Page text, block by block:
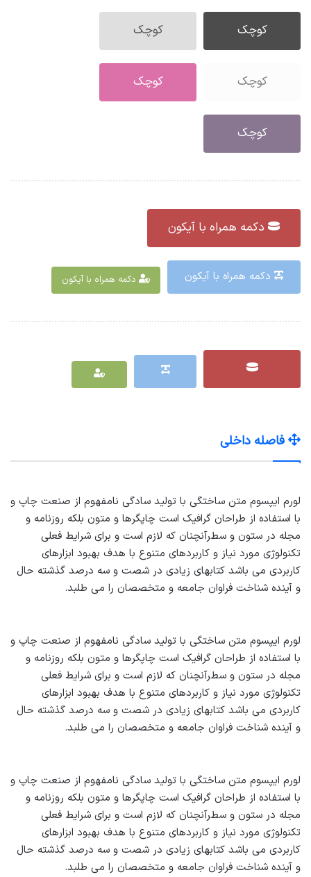
کوچک کوچک
کوچک کوچک
کوچک
دکمه همراه با آیکون
دکمه همراه با آیکون دکمه همراه با آیکون
فاصله داخلی
لورم ایپسوم متن ساختگی با تولید سادگی نامفهوم از صنعت چاپ و
با استفاده از طراحان گرافیک است چاپگرها و متون بلکه روزنامه و
مجله در ستون و سطرآنچنان که لازم است و برای شرایط فعلی
تکنولوژی مورد نیاز و کاربردهای متنوع با هدف بهبود ابزارهای
کاربردی می باشد کتابهای زیادی در شصت و سه درصد گذشته حال
و آینده شناخت فراوان جامعه و متخصصان را می طلبد.
لورم ایپسوم متن ساختگی با تولید سادگی نامفهوم از صنعت چاپ و
با استفاده از طراحان گرافیک است چاپگرها و متون بلکه روزنامه و
مجله در ستون و سطرآنچنان که لازم است و برای شرایط فعلی
تکنولوژی مورد نیاز و کاربردهای متنوع با هدف بهبود ابزارهای
کاربردی می باشد کتابهای زیادی در شصت و سه درصد گذشته حال
و آینده شناخت فراوان جامعه و متخصصان را می طلبد.
لورم ایپسوم متن ساختگی با تولید سادگی نامفهوم از صنعت چاپ و
با استفاده از طراحان گرافیک است چاپگرها و متون بلکه روزنامه و
مجله در ستون و سطرآنچنان که لازم است و برای شرایط فعلی
تکنولوژی مورد نیاز و کاربردهای متنوع با هدف بهبود ابزارهای
کاربردی می باشد کتابهای زیادی در شصت و سه درصد گذشته حال
و آینده شناخت فراوان جامعه و متخصصان را می طلبد.